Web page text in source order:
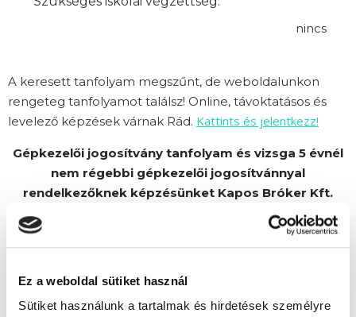
Ez a weboldal sütiket használ
Sütiket használunk a tartalmak és hirdetések személyre
nincs
A keresett tanfolyam megszűnt, de weboldalunkon
rengeteg tanfolyamot találsz! Online, távoktatásos és
levelező képzések várnak Rád. Kattints és jelentkezz!
Gépkezelői jogosítvány tanfolyam és vizsga 5 évnél
nem régebbi gépkezelői jogosítvánnyal
rendelkezőknek képzésünket Kapos Bróker Kft.